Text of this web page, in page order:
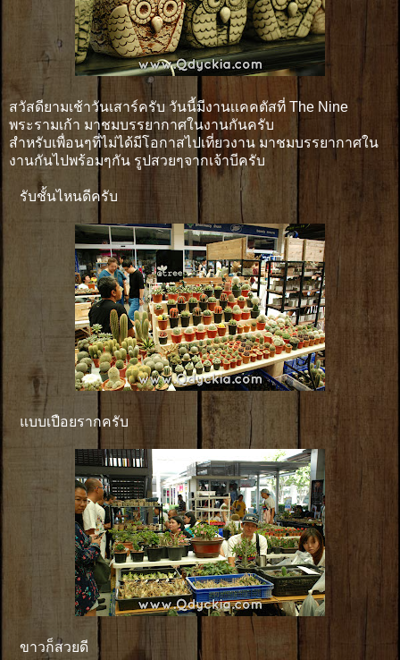
สวัสดียามเช้าวันเสาร์ครับ วันนี้มีงานเเคคตัสที่ The Nine
พระรามเก้า มาชมบรรยากาศในงานกันครับ
สำหรับเพื่อนๆที่ไม่ได้มีโอกาสไปเที่ยวงาน มาชมบรรยากาศใน
งานกันไปพร้อมๆกัน รูปสวยๆจากเจ้าบีครับ
รับชั้นไหนดีครับ
แบบเปือยรากครับ
ขาวก็สวยดี